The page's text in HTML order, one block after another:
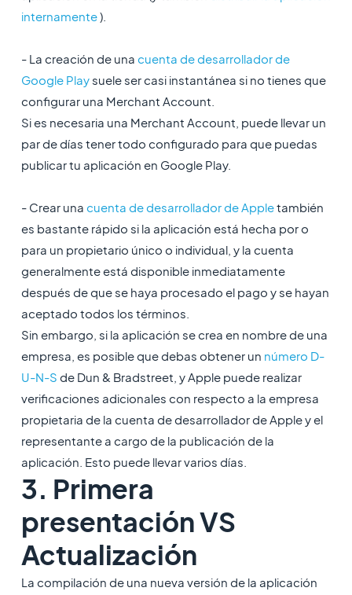
internamente).
- La creación de una cuenta de desarrollador de
Google Playsuele ser casi instantánea si no tienes que
configurar una Merchant Account.
Si es necesaria una Merchant Account, puede llevar un
par de días tener todo configurado para que puedas
publicar tu aplicación en Google Play.
- Crear una cuenta de desarrollador de Appletambién
es bastante rápido si la aplicación está hecha por o
para un propietario único o individual, y la cuenta
generalmente está disponible inmediatamente
después de que se haya procesado el pago y se hayan
aceptado todos los términos.
Sin embargo, si la aplicación se crea en nombre de una
empresa, es posible que debas obtener un número D-
U-N-S de Dun & Bradstreet, y Apple puede realizar
verificaciones adicionales con respecto a la empresa
propietaria de la cuenta de desarrollador de Apple y el
representante a cargo de la publicación de la
aplicación. Esto puede llevar varios días.
3. Primera
presentación VS
Actualización
La compilación de una nueva versión de la aplicación